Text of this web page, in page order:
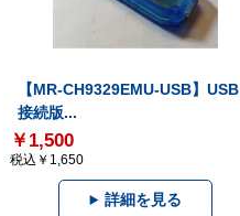
【MR-CH9329EMU-USB】USB
接続版...
￥1,500
税込￥1,650
詳細を見る